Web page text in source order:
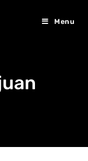
Menu